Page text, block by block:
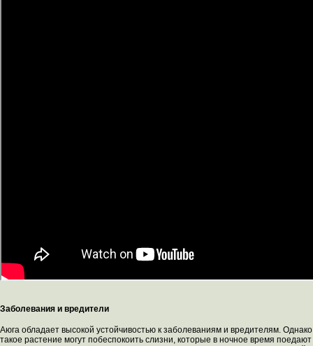
Заболевания и вредители
Аюга обладает высокой устойчивостью к заболеваниям и вредителям. Однако
такое растение могут побеспокоить слизни, которые в ночное время поедают